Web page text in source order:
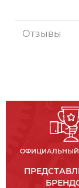
Отзывы
ОФИЦИАЛЬНЫЙ